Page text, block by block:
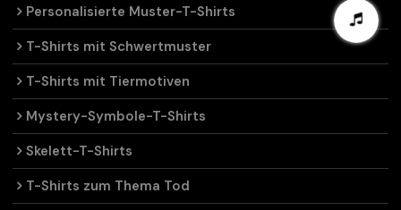
Personalisierte Muster-T-Shirts
T-Shirts mit Schwertmuster
T-Shirts mit Tiermotiven
Mystery-Symbole-T-Shirts
Skelett-T-Shirts
T-Shirts zum Thema Tod